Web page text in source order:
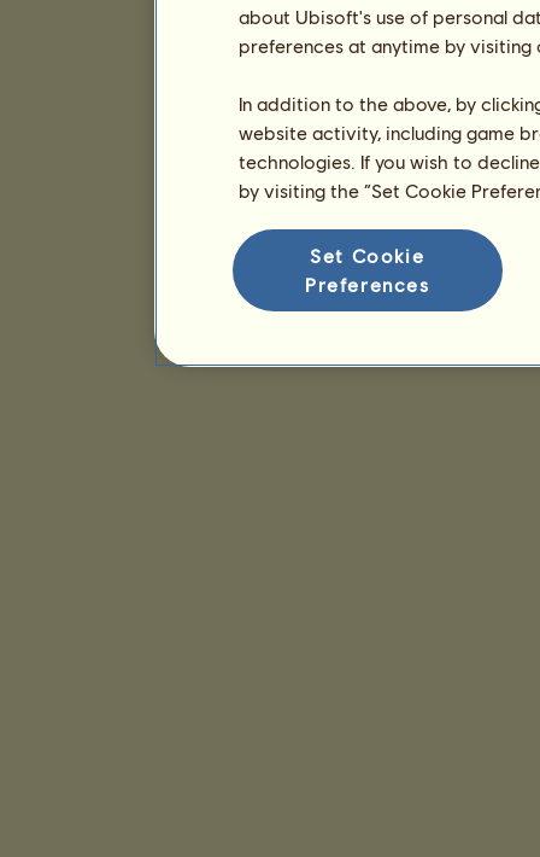
about Ubisoft's use of personal
preferences at anytime by
In addition to the above, by
website activity, including game
technologies. If you wish to
by visiting the “Set Cookie
Set Cookie
Preferences